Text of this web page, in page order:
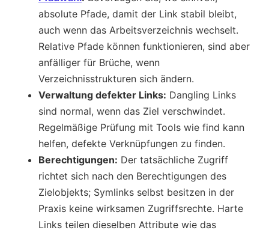
absolute Pfade, damit der Link stabil bleibt,
auch wenn das Arbeitsverzeichnis wechselt.
Relative Pfade können funktionieren, sind aber
anfälliger für Brüche, wenn
Verzeichnisstrukturen sich ändern.
Verwaltung defekter Links: Dangling Links
sind normal, wenn das Ziel verschwindet.
Regelmäßige Prüfung mit Tools wie find kann
helfen, defekte Verknüpfungen zu finden.
Berechtigungen: Der tatsächliche Zugriff
richtet sich nach den Berechtigungen des
Zielobjekts; Symlinks selbst besitzen in der
Praxis keine wirksamen Zugriffsrechte. Harte
Links teilen dieselben Attribute wie das